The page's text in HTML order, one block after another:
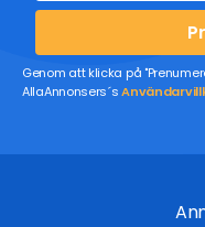
Genom att klicka på
AllaAnnonsers´s